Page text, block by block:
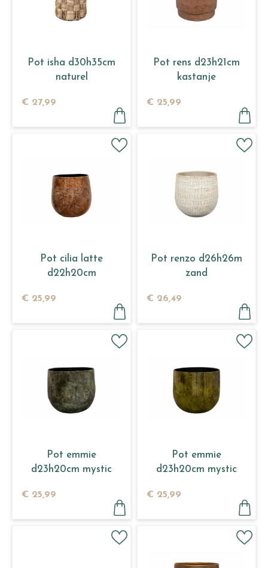
Pot isha d30h35cm
naturel
€ 27,99
Pot rens d23h21cm
kastanje
€ 25,99
Pot cilia latte
d22h20cm
€ 25,99
Pot renzo d26h26m
zand
€ 26,49
Pot emmie
d23h20cm mystic
€ 25,99
Pot emmie
d23h20cm mystic
€ 25,99